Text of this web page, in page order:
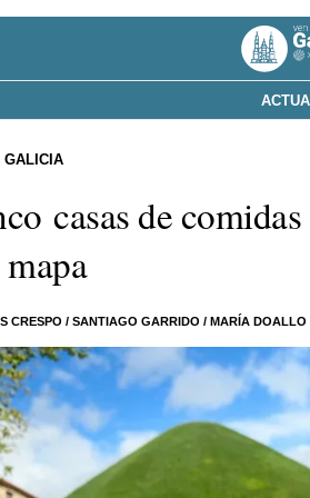
casas de
CRESPO /SANTIAGO GARRIDO /MARÍA DOALLO
GALICIA